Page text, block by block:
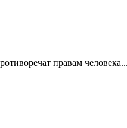
правам человека...